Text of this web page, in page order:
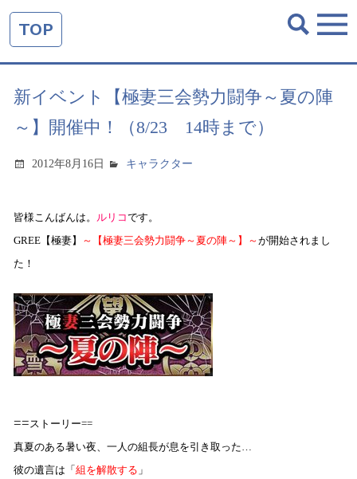
TOP
新イベント【極妻三会勢力闘争～夏の陣
～】開催中！（8/23 14時まで）
2012年8月16日 キャラクター
皆様こんばんは。 ルリコです。
GREE【極妻】
～【極妻三会勢力闘争～夏の陣～】～が開始されまし
た！
==ストーリー==
真夏のある暑い夜、一人の組長が息を引き取った…
彼の遺言は「 組を解散する 」